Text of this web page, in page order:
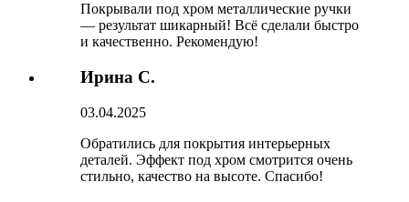
Покрывали под хром металлические ручки
— результат шикарный! Всё сделали быстро
и качественно. Рекомендую!
Ирина С.
03.04.2025
Обратились для покрытия интерьерных
деталей. Эффект под хром смотрится очень
стильно, качество на высоте. Спасибо!